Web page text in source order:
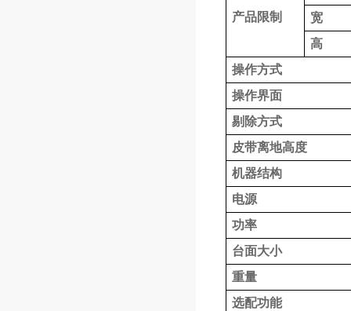
产品限制
宽
高
操作方式
操作界面
剔除方式
皮带离地高度
机器结构
电源
功率
台面大小
重量
选配功能